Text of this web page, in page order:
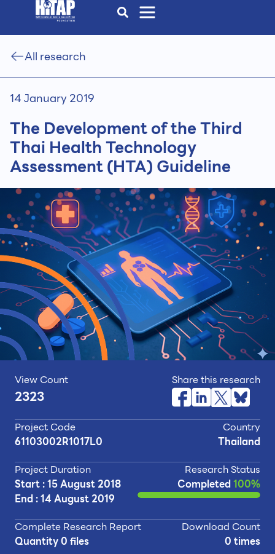
All research
14 January 2019
The Development of the Third
Thai Health Technology
Assessment (HTA) Guideline
View Count
2323
Share this research
Project Code
61103002R1017L0
Country
Thailand
Project Duration
Start : 15 August 2018
End : 14 August 2019
Research Status
Completed100%
Complete Research Report
Quantity 0 files
Download Count
0 times